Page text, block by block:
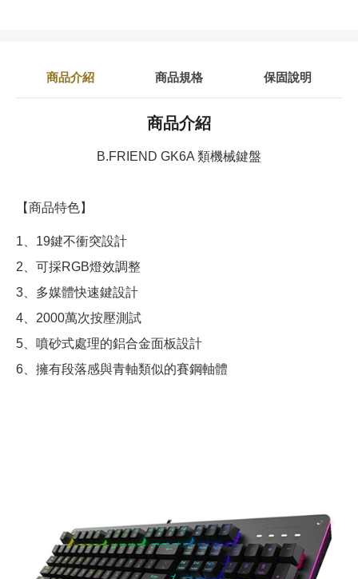
商品介紹 商品規格 保固說明
商品介紹
B.FRIEND GK6A 類機械鍵盤
【商品特色】
1、19鍵不衝突設計
2、可採RGB燈效調整
3、多媒體快速鍵設計
4、2000萬次按壓測試
5、噴砂式處理的鋁合金面板設計
6、擁有段落感與青軸類似的賽鋼軸體